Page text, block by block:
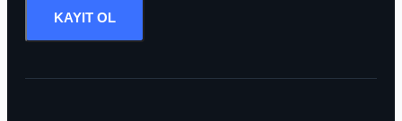
KAYIT OL